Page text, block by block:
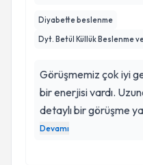
Diyabette beslenme
Dyt. Betül Küllük Beslenme
Görüşmemiz çok iyi
bir enerjisi vardı.
detaylı bir görüşme
olmayan sevdiğim
uygun bir diyet
Devamı